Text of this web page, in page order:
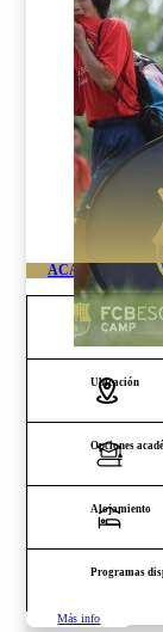
ACADEMIA DE
Edad y género
Ubicación
Opciones
Alojamiento
Programas
Más info